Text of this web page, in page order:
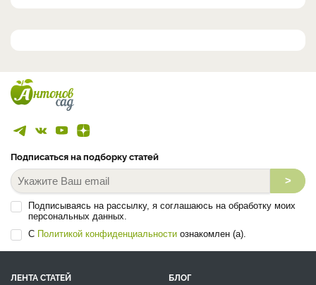
Подписаться на подборку статей
>
Подписываясь на рассылку, я соглашаюсь на обработку моих
персональных данных.
С Политикой конфиденциальности ознакомлен (а).
ЛЕНТА СТАТЕЙ
БЛОГ